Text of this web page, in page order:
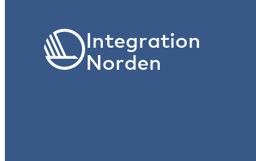
Integration
Norden